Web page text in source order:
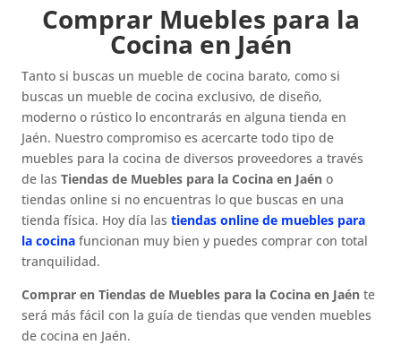
Comprar Muebles para la
Cocina en Jaén
Tanto si buscas un mueble de cocina barato, como si
buscas un mueble de cocina exclusivo, de diseño,
moderno o rústico lo encontrarás en alguna tienda en
Jaén. Nuestro compromiso es acercarte todo tipo de
muebles para la cocina de diversos proveedores a través
de lasTiendas de Muebles para la Cocina en Jaén o
tiendas online si no encuentras lo que buscas en una
tienda física. Hoy día lastiendas online de muebles para
la cocina funcionan muy bien y puedes comprar con total
tranquilidad.
Comprar en Tiendas de Muebles para la Cocina en Jaén te
será más fácil con la guía de tiendas que venden muebles
de cocina en Jaén.